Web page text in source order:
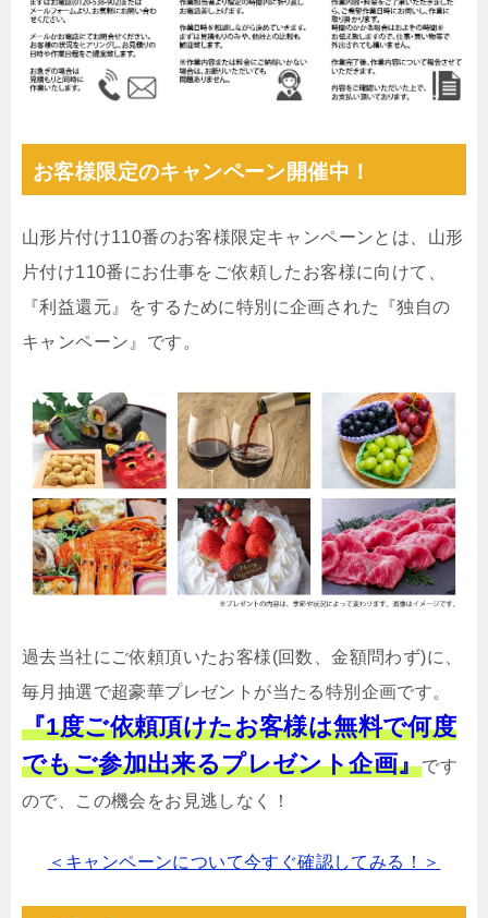
お客様限定のキャンペーン開催中！
山形片付け110番のお客様限定キャンペーンとは、山形
片付け110番にお仕事をご依頼したお客様に向けて、
『利益還元』をするために特別に企画された『独自の
キャンペーン』です。
過去当社にご依頼頂いたお客様(回数、金額問わず)に、
毎月抽選で超豪華プレゼントが当たる特別企画です。
『1度ご依頼頂けたお客様は無料で何度
でもご参加出来るプレゼント企画』です
ので、この機会をお見逃しなく！
＜キャンペーンについて今すぐ確認してみる！＞